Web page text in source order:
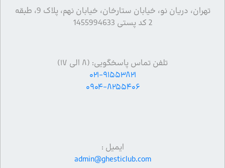
تهران، دریان نو، خیابان ستارخان، خیابان نهم، پلاک 9، طبقه
2 کد پستی 1455994633
تلفن تماس پاسخگویی: (۸ الی ۱۷)
۰۲۱-۹۱۵۵۳۸۲۱
۰۹۰۴-۸۲۵۵۴۰۶
ایمیل :
admin@ghesticlub.com